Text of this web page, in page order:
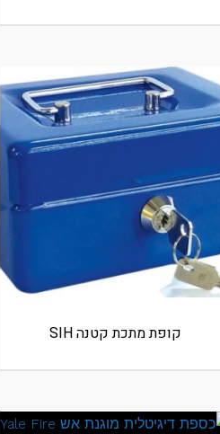
קופת מתכת קטנה SIH